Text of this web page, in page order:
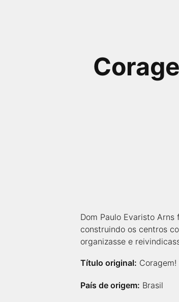
Dom Paulo Evaristo
construindo os centros
organizasse e
Título original:
País de origem: Brasil